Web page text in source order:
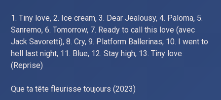
1. Tiny love, 2. Ice cream, 3. Dear Jealousy, 4. Paloma, 5.
Sanremo, 6. Tomorrow, 7. Ready to call this love (avec
Jack Savoretti), 8. Cry, 9. Platform Ballerinas, 10. I went to
hell last night, 11. Blue, 12. Stay high, 13. Tiny love
(Reprise)
Que ta tête fleurisse toujours (2023)